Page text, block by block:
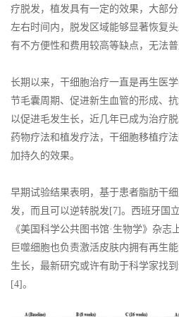
疗脱发，植发具有一定的效果，大部
左右时间内，脱发区域能够显著恢复
有不方便性和费用较高等缺点，无法普
长期以来，干细胞治疗一直是再生医
节毛囊周期、促进新生血管的形成、
以促进毛发生长，近几年已成为治疗
药物疗法和植发疗法，干细胞移植疗
加持久的效果。
早期试验结果表明，基于患者脂肪干
发，而且可以逆转脱发[7]。西班牙国
《美国科学公共图书馆·生物学》杂志
巨噬细胞也负责激活皮肤内拥有再生
生长，最新研究或许有助于科学家找
[4]。